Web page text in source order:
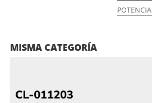
POTENCIA
MISMA CATEGORÍA
CL-011203